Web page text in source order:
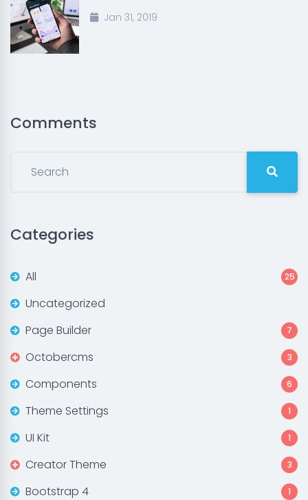
Jan 31, 2019
Comments
Categories
All 25
Uncategorized
Page Builder
7
Octobercms 3
Components 6
Theme Settings 1
UI Kit 1
Creator Theme 3
Bootstrap 4 1